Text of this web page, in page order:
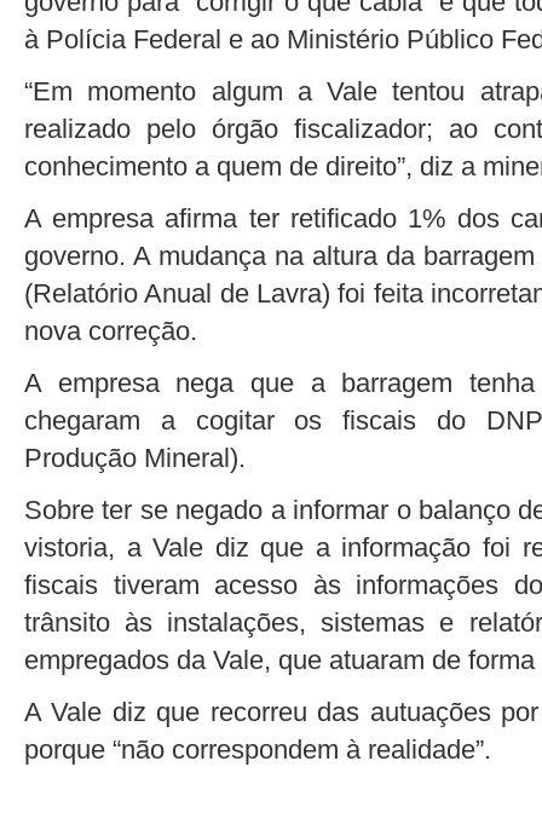
à Polícia Federal e ao Ministério Público
“Em momento algum a Vale tentou
realizado pelo órgão fiscalizador; ao
conhecimento a quem de direito”, diz a
A empresa afirma ter retificado 1% dos
governo. A mudança na altura da
(Relatório Anual de Lavra) foi feita
nova correção.
A empresa nega que a barragem
chegaram a cogitar os fiscais do
Produção Mineral).
Sobre ter se negado a informar o balanço
vistoria, a Vale diz que a informação foi
fiscais tiveram acesso às informações
trânsito às instalações, sistemas e
empregados da Vale, que atuaram de
A Vale diz que recorreu das autuações
porque “não correspondem à realidade”.